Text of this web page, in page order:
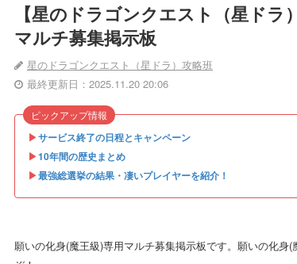
【星のドラゴンクエスト（星ドラ
マルチ募集掲示板
星のドラゴンクエスト（星ドラ）攻略班
最終更新日：2025.11.20 20:06
▶︎サービス終了の日程とキャンペーン
▶︎10年間の歴史まとめ
▶︎最強総選挙の結果・凄いプレイヤーを紹介！
ピックアップ情報
願いの化身(魔王級)専用マルチ募集掲示板です。願いの化身